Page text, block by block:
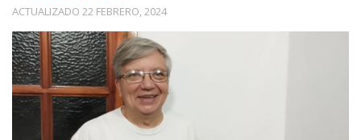
ACTUALIZADO 22 FEBRERO, 2024